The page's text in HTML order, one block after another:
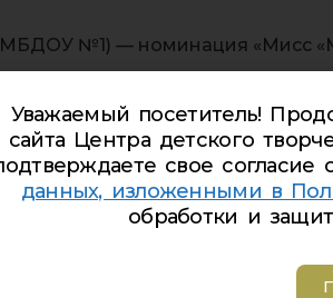
№1) — номинация «Мисс
(МБДОУ №10 (корп.1) —
Витальевна, Прохорова
(МАДОУ №16) — титул «
от спонсоров.
Уважаемый посетитель!
сайта Центра детского
свое согласие
данных, изложенными в
обработки и